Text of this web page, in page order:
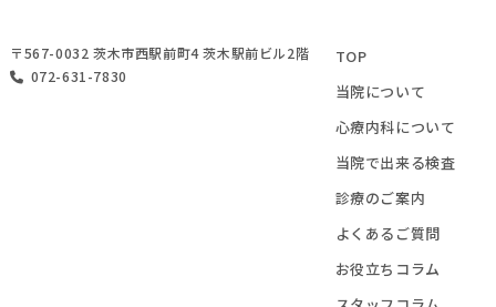
〒567-0032 茨木市西駅前町4 茨木駅前ビル2階
072-631-7830
TOP
当院について
心療内科について
当院で出来る検査
診療のご案内
よくあるご質問
お役立ちコラム